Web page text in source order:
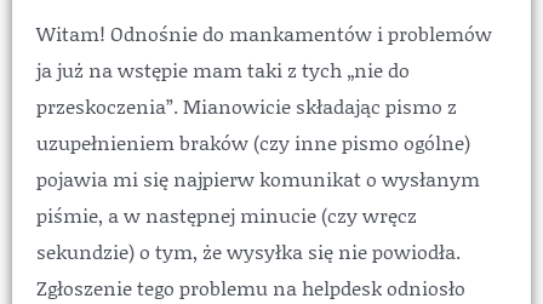
Witam! Odnośnie do mankamentów i problemów
ja już na wstępie mam taki z tych „nie do
przeskoczenia”. Mianowicie składając pismo z
uzupełnieniem braków (czy inne pismo ogólne)
pojawia mi się najpierw komunikat o wysłanym
piśmie, a w następnej minucie (czy wręcz
sekundzie) o tym, że wysyłka się nie powiodła.
Zgłoszenie tego problemu na helpdesk odniosło